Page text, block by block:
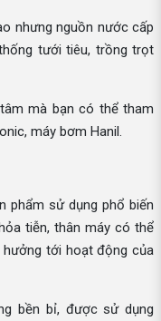
nhưng nguồn nước cấp
tưới tiêu, trồng trọt
mà bạn có thể tham
máy bơm Hanil.
phẩm sử dụng phổ biến
tiễn, thân máy có thể
tới hoạt động của
bền bỉ, được sử dụng